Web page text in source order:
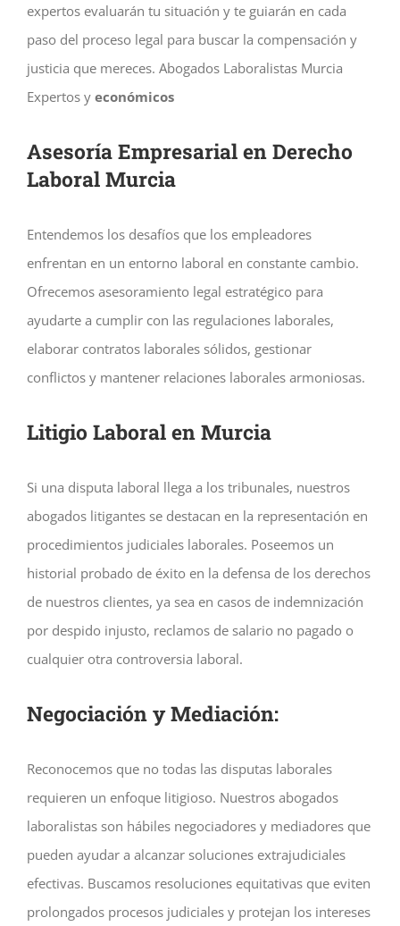
expertos evaluarán tu situación y te guiarán en cada
paso del proceso legal para buscar la compensación y
justicia que mereces. Abogados Laboralistas Murcia
Expertos y económicos
Asesoría Empresarial en Derecho
Laboral Murcia
Entendemos los desafíos que los empleadores
enfrentan en un entorno laboral en constante cambio.
Ofrecemos asesoramiento legal estratégico para
ayudarte a cumplir con las regulaciones laborales,
elaborar contratos laborales sólidos, gestionar
conflictos y mantener relaciones laborales armoniosas.
Litigio Laboral en Murcia
Si una disputa laboral llega a los tribunales, nuestros
abogados litigantes se destacan en la representación en
procedimientos judiciales laborales. Poseemos un
historial probado de éxito en la defensa de los derechos
de nuestros clientes, ya sea en casos de indemnización
por despido injusto, reclamos de salario no pagado o
cualquier otra controversia laboral.
Negociación y Mediación:
Reconocemos que no todas las disputas laborales
requieren un enfoque litigioso. Nuestros abogados
laboralistas son hábiles negociadores y mediadores que
pueden ayudar a alcanzar soluciones extrajudiciales
efectivas. Buscamos resoluciones equitativas que eviten
prolongados procesos judiciales y protejan los intereses